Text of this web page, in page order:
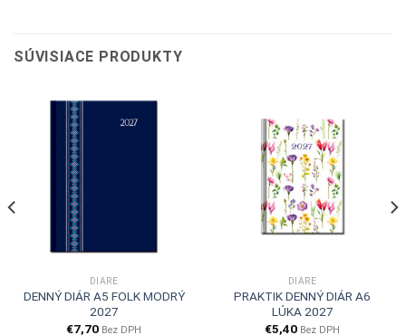
SÚVISIACE PRODUKTY
DIÁRE
DENNÝ DIÁR A5 FOLK MODRÝ
2027
€7,70 Bez DPH
DIÁRE
PRAKTIK DENNÝ DIÁR A6
LÚKA 2027
€5,40 Bez DPH